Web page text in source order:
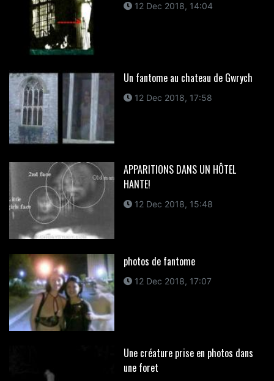
12 Dec 2018, 14:04
Un fantome au chateau de Gwrych
12 Dec 2018, 17:58
APPARITIONS DANS UN HÔTEL
HANTE!
12 Dec 2018, 15:48
photos de fantome
12 Dec 2018, 17:07
Une créature prise en photos dans
une foret